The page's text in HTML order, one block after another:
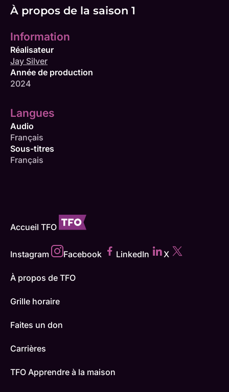
À propos de la saison 1
Information
Réalisateur
Jay Silver
Année de production
2024
Langues
Audio
Français
Sous-titres
Français
Accueil TFO
Instagram Facebook LinkedIn X
À propos de TFO
Grille horaire
Faites un don
Carrières
TFO Apprendre à la maison